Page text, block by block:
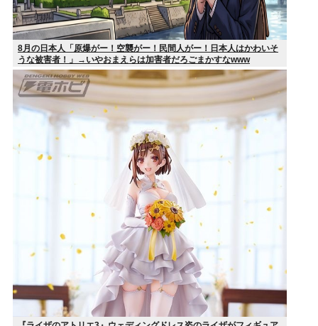
8月の日本人「原爆がー！空襲がー！民間人がー！日本人はかわいそ
うな被害者！」→いやおまえらは加害者だろごまかすなwww